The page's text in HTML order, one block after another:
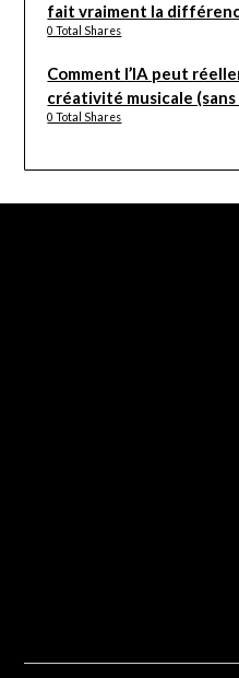
fait vraiment la
0 Total Shares
Comment l’IA peut
créativité musicale
0 Total Shares